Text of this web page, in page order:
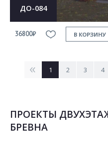
ДО-084
36800₽ В КОРЗИНУ
< 1 2 3 4
ПРОЕКТЫ
БРЕВНА